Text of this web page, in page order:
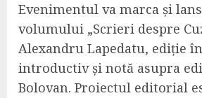
Evenimentul va marca și
volumului „Scrieri despre
Alexandru Lapedatu, ediție
introductiv și notă asupra
Bolovan. Proiectul editorial